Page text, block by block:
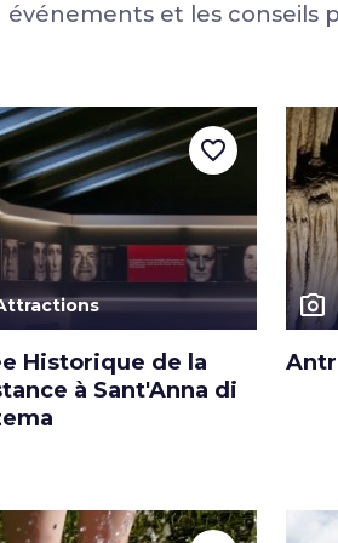
broyant
produits
événements et les conseils
Historique de la
à Sant'Anna di
favorite_border
photo_camera